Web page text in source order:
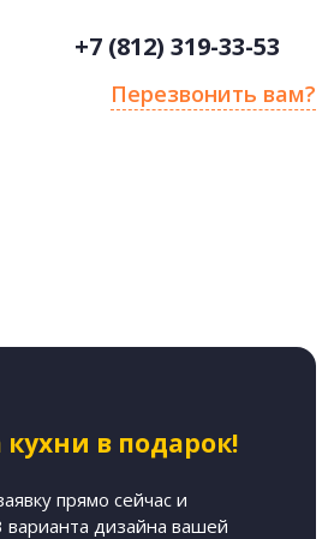
+7 (812) 319-33-53
Перезвонить вам?
кухни в подарок!
прямо сейчас и
варианта дизайна вашей